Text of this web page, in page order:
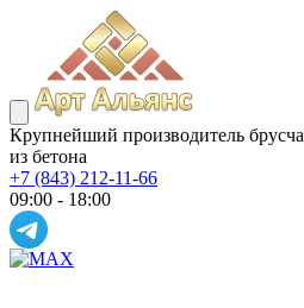
Крупнейший производитель
из бетона
+7 (843) 212-11-66
09:00 - 18:00